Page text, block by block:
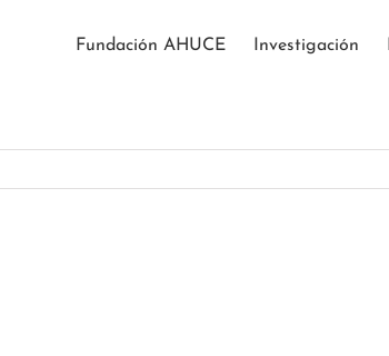
Fundación AHUCE Investigación